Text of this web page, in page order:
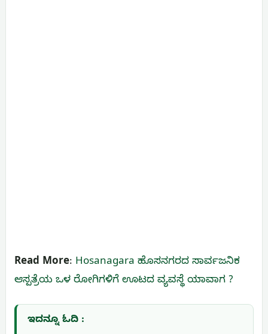
Read More: Hosanagara ಹೊಸನಗರದ ಸಾರ್ವಜನಿಕ
ಆಸ್ಪತ್ರೆಯ ಒಳ ರೋಗಿಗಳಿಗೆ ಊಟದ ವ್ಯವಸ್ಥೆ ಯಾವಾಗ ?
ಇದನ್ನೂ ಓದಿ :